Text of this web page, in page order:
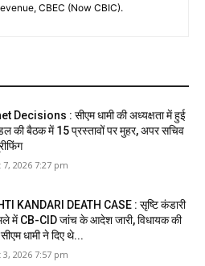
CBEC (Now CBIC).
Decisions : सीएम धामी की अध्यक्षता में हुई
की बैठक में 15 प्रस्तावों पर मुहर, अपर सचिव
7, 2026 7:27 pm
KANDARI DEATH CASE : सृष्टि कंडारी
में CB-CID जांच के आदेश जारी, विधायक की
धामी ने दिए थे...
3, 2026 7:57 pm